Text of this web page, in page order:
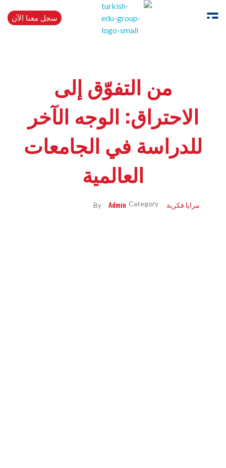
سجل معنا الآن
من التفوّق إلى
الاحتراق: الوجه الآخر
للدراسة في الجامعات
العالمية
By Admin مرايا فكرية